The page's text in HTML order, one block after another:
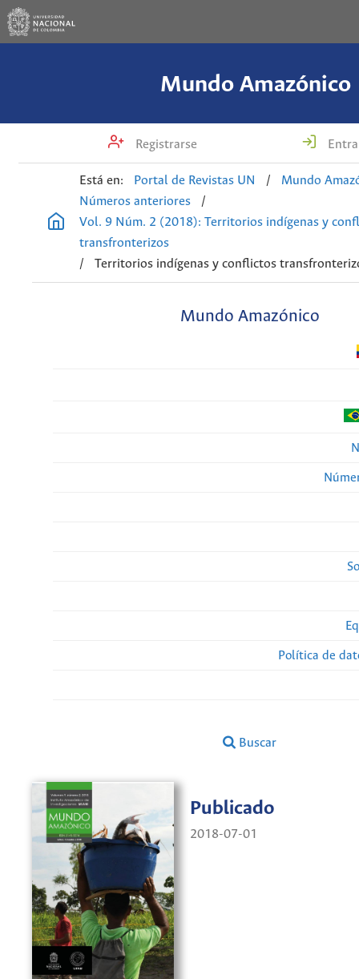
Mundo Amazónico
Registrarse
Está en: Portal de Revistas UN /
Mundo
Números anteriores
/
Vol. 9 Núm. 2 (2018): Territorios indígenas y
transfronterizos
/
Territorios indígenas y conflictos
Mundo Amazónico
Política de
Buscar
Publicado
2018-07-01